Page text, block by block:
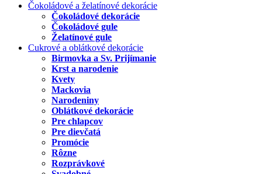
Čokoládové a želatínové dekorácie
Čokoládové dekorácie
Čokoládové gule
Želatínové gule
Cukrové a oblátkové dekorácie
Birmovka a Sv. Prijímanie
Krst a narodenie
Kvety
Mackovia
Narodeniny
Oblátkové dekorácie
Pre chlapcov
Pre dievčatá
Promócie
Rôzne
Rozprávkové